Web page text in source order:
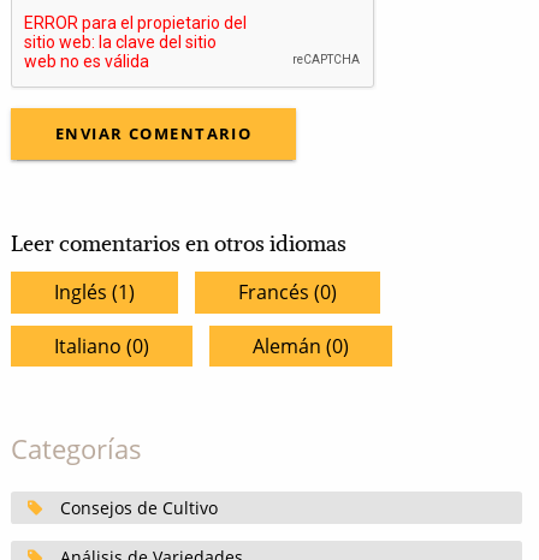
Leer comentarios en otros idiomas
Inglés (1) Francés (0)
Italiano (0) Alemán (0)
Categorías
Consejos de Cultivo